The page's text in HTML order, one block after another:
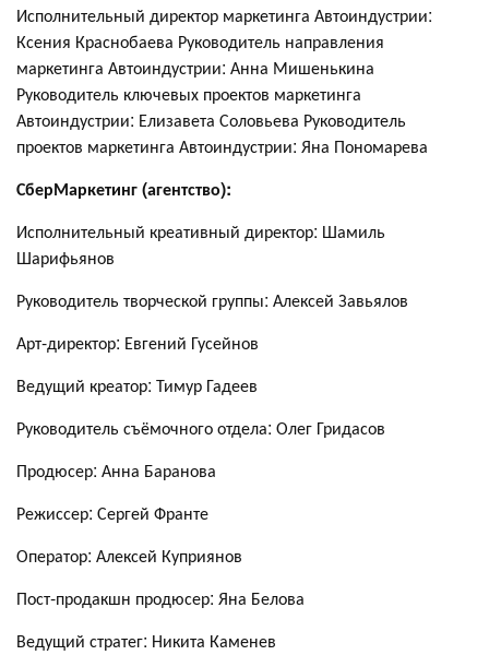
Исполнительный директор маркетинга Автоиндустрии:
Ксения Краснобаева Руководитель направления
маркетинга Автоиндустрии: Анна Мишенькина
Руководитель ключевых проектов маркетинга
Автоиндустрии: Елизавета Соловьева Руководитель
проектов маркетинга Автоиндустрии: Яна Пономарева
СберМаркетинг (агентство):
Исполнительный креативный директор: Шамиль
Шарифьянов
Руководитель творческой группы: Алексей Завьялов
Арт-директор: Евгений Гусейнов
Ведущий креатор: Тимур Гадеев
Руководитель съёмочного отдела: Олег Гридасов
Продюсер: Анна Баранова
Режиссер: Сергей Франте
Оператор: Алексей Куприянов
Пост-продакшн продюсер: Яна Белова
Ведущий стратег: Никита Каменев